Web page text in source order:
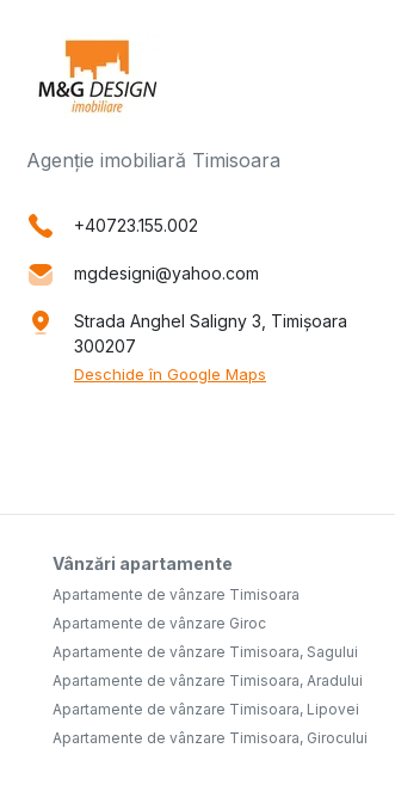
Agenție imobiliară Timisoara
+40723.155.002
mgdesigni@yahoo.com
Strada Anghel Saligny 3, Timișoara
300207
Deschide în Google Maps
Vânzări apartamente
Apartamente de vânzare Timisoara
Apartamente de vânzare Giroc
Apartamente de vânzare Timisoara, Sagului
Apartamente de vânzare Timisoara, Aradului
Apartamente de vânzare Timisoara, Lipovei
Apartamente de vânzare Timisoara, Girocului